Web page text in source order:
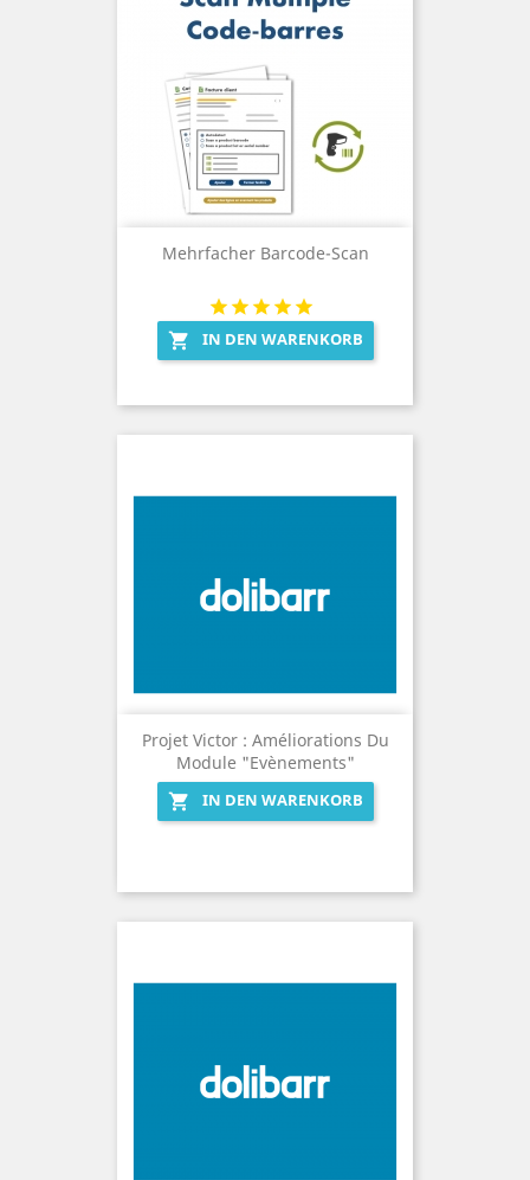
Mehrfacher Barcode-Scan
 IN DEN WARENKORB
Projet Victor : Améliorations Du
Module "Evènements"

IN DEN WARENKORB